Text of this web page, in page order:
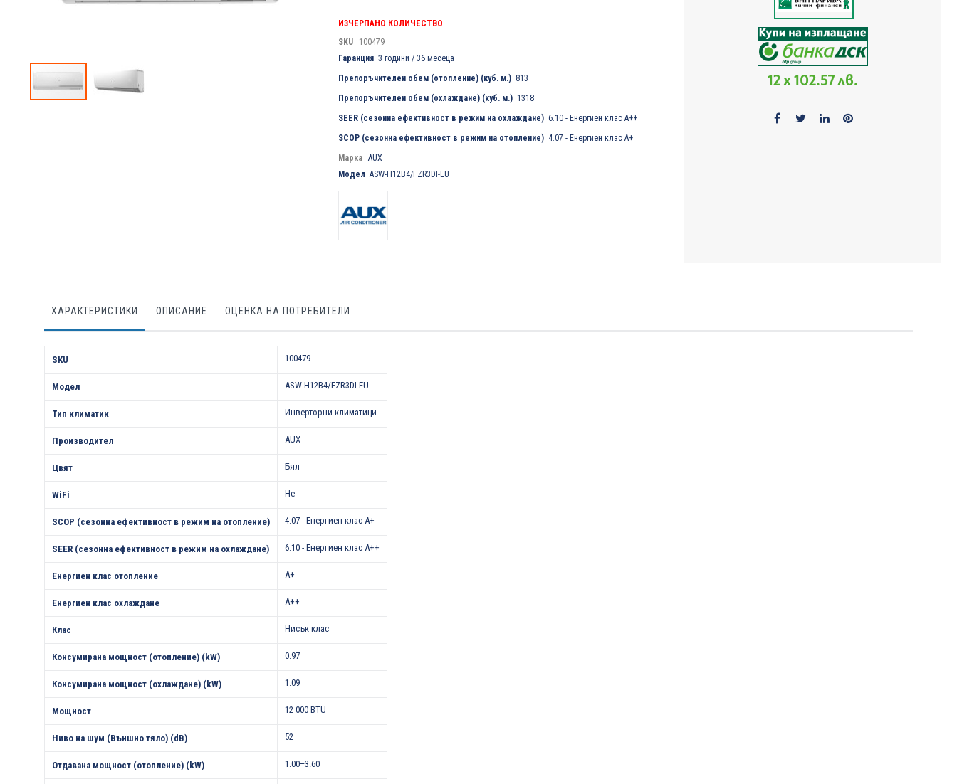
ИЗЧЕРПАНО КОЛИЧЕСТВО
SKU
100479
Гаранция 3 години / 36 месеца
Препоръчителен обем (отопление) (куб. м.) 813
Препоръчителен обем (охлаждане) (куб. м.) 1318
SEER (сезонна ефективност в режим на охлаждане) 6.10 - Енергиен клас А++
SCOP (сезонна ефективност в режим на отопление) 4.07 - Енергиен клас А+
Марка AUX
Модел ASW-H12B4/FZR3DI-EU
12 x 102.57 лв.
ХАРАКТЕРИСТИКИ ОПИСАНИЕ ОЦЕНКА НА ПОТРЕБИТЕЛИ
SKU
100479
Модел ASW-H12B4/FZR3DI-EU
Тип климатик Инверторни климатици
Производител AUX
Цвят Бял
WiFi Не
SCOP (сезонна ефективност в режим на отопление) 4.07 - Енергиен клас А+
SEER (сезонна ефективност в режим на охлаждане) 6.10 - Енергиен клас А++
Енергиен клас отопление A+
Енергиен клас охлаждане A++
Клас Нисък клас
Консумирана мощност (отопление) (kW) 0.97
Консумирана мощност (охлаждане) (kW) 1.09
Мощност 12 000 BTU
Ниво на шум (Външно тяло) (dB) 52
Отдавана мощност (отопление) (kW) 1.00–3.60